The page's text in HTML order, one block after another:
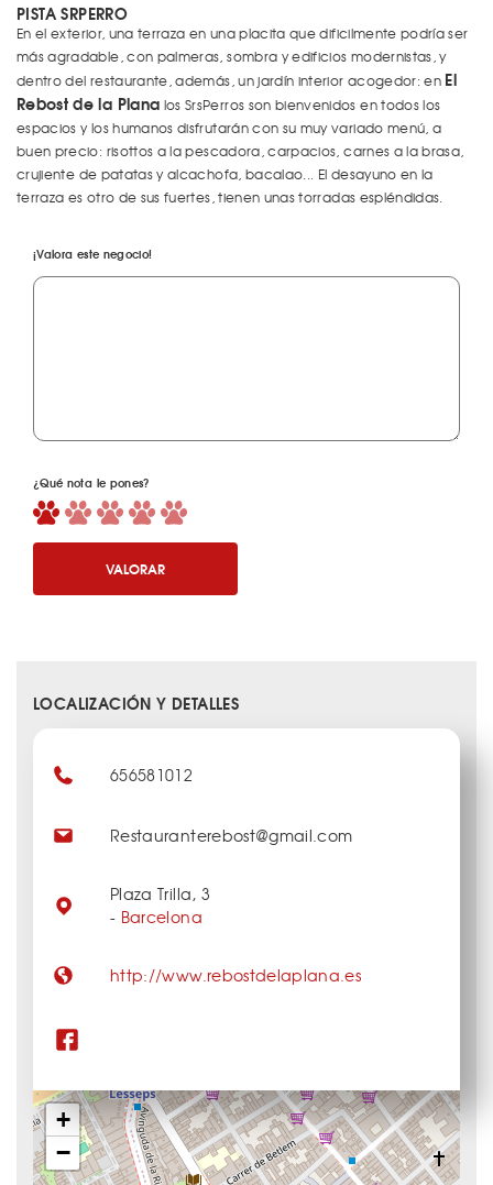
PISTA SRPERRO
En el exterior, una terraza en una placita que dificilmente podría ser
más agradable, con palmeras, sombra y edificios modernistas, y
dentro del restaurante, además, un jardín interior acogedor: en El
Rebost de la Plana los SrsPerros son bienvenidos en todos los
espacios y los humanos disfrutarán con su muy variado menú, a
buen precio: risottos a la pescadora, carpacios, carnes a la brasa,
crujiente de patatas y alcachofa, bacalao... El desayuno en la
terraza es otro de sus fuertes, tienen unas torradas espléndidas.
¡Valora este negocio!
¿Qué nota le pones?
VALORAR
LOCALIZACIÓN Y DETALLES
+
−
656581012
Restauranterebost@gmail.com
Plaza Trilla, 3
- Barcelona
http://www.rebostdelaplana.es